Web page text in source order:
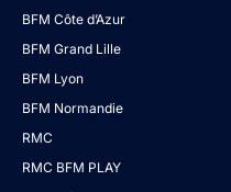
BFM Côte d’Azur
BFM Grand Lille
BFM Lyon
BFM Normandie
RMC
RMC BFM PLAY